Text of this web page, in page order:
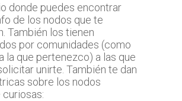
donde puedes encontrar
de los nodos que te
También los tienen
por comunidades (como
la que pertenezco) a las que
unirte. También te dan
sobre los nodos